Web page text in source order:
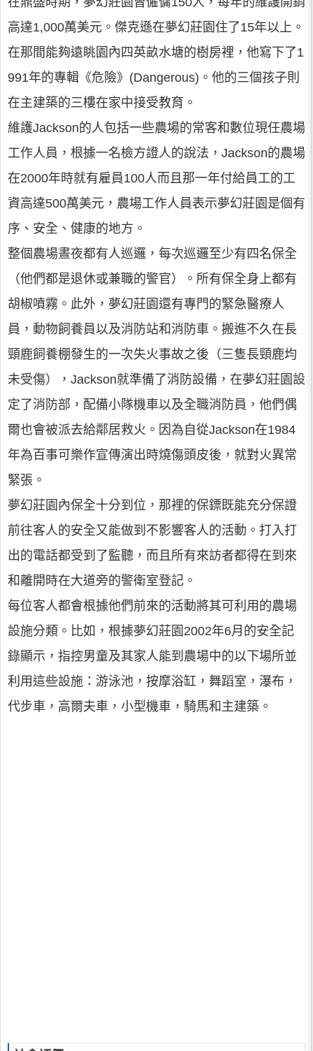
高達1,000萬美元。傑克遜在夢幻莊園住了15年以上。
在那間能夠遠眺園內四英畝水塘的樹房裡，他寫下了1
991年的專輯《危險》(Dangerous)。他的三個孩子則
在主建築的三樓在家中接受教育。
維護Jackson的人包括一些農場的常客和數位現任農場
工作人員，根據一名檢方證人的說法，Jackson的農場
在2000年時就有雇員100人而且那一年付給員工的工
資高達500萬美元，農場工作人員表示夢幻莊園是個有
序、安全、健康的地方。
整個農場晝夜都有人巡邏，每次巡邏至少有四名保全
（他們都是退休或兼職的警官）。所有保全身上都有
胡椒噴霧。此外，夢幻莊園還有專門的緊急醫療人
員，動物飼養員以及消防站和消防車。搬進不久在長
頸鹿飼養棚發生的一次失火事故之後（三隻長頸鹿均
未受傷），Jackson就準備了消防設備，在夢幻莊園設
定了消防部，配備小隊機車以及全職消防員，他們偶
爾也會被派去給鄰居救火。因為自從Jackson在1984
年為百事可樂作宣傳演出時燒傷頭皮後，就對火異常
緊張。
夢幻莊園內保全十分到位，那裡的保鏢既能充分保證
前往客人的安全又能做到不影響客人的活動。打入打
出的電話都受到了監聽，而且所有來訪者都得在到來
和離開時在大道旁的警衛室登記。
每位客人都會根據他們前來的活動將其可利用的農場
設施分類。比如，根據夢幻莊園2002年6月的安全記
錄顯示，指控男童及其家人能到農場中的以下場所並
利用這些設施：游泳池，按摩浴缸，舞蹈室，瀑布，
代步車，高爾夫車，小型機車，騎馬和主建築。